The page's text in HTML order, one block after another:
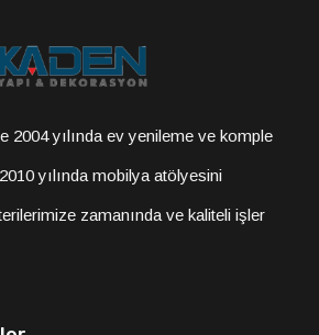
2004 yılında ev yenileme ve komple
yılında mobilya atölyesini
zamanında ve kaliteli işler